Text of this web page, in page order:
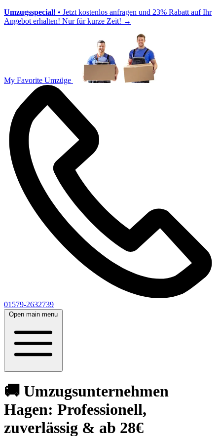
Umzugsspecial! • Jetzt kostenlos anfragen und 23% Rabatt auf Ihr
Angebot erhalten! Nur für kurze Zeit! →
My Favorite Umzüge
01579-2632739
Open main menu
🚚 Umzugsunternehmen
Hagen: Professionell,
zuverlässig & ab 28€